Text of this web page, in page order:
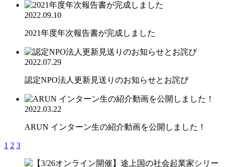
2022.09.10
2021年度年次報告書が完成しました
2022.07.29
認定NPO法人更新見送りのお知らせとお詫び
2022.03.22
ARUN インターン生の紹介動画を公開しました！
1 2 3